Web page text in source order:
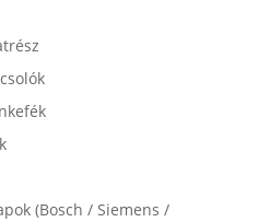
(Bosch / Siemens /